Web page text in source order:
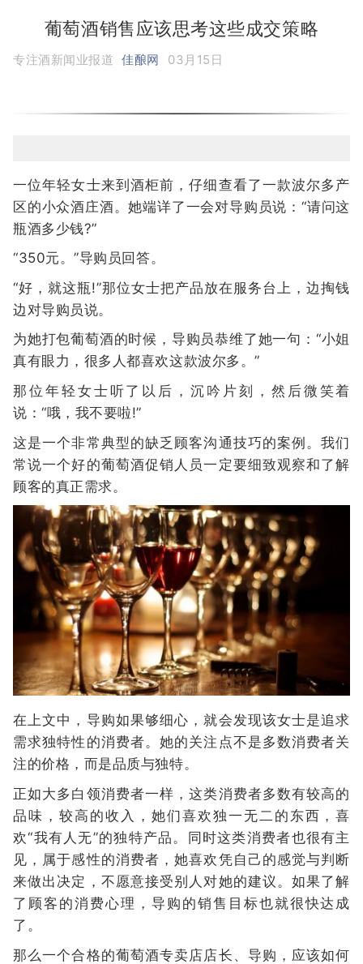
葡萄酒销售应该思考这些成交策略
专注酒新闻业报道 佳酿网 03月15日
一位年轻女士来到酒柜前，仔细查看了一款波尔多产
区的小众酒庄酒。她端详了一会对导购员说：“请问这
瓶酒多少钱?”
“350元。”导购员回答。
“好，就这瓶!”那位女士把产品放在服务台上，边掏钱
边对导购员说。
为她打包葡萄酒的时候，导购员恭维了她一句：“小姐
真有眼力，很多人都喜欢这款波尔多。”
那位年轻女士听了以后，沉吟片刻，然后微笑着
说：“哦，我不要啦!”
这是一个非常典型的缺乏顾客沟通技巧的案例。我们
常说一个好的葡萄酒促销人员一定要细致观察和了解
顾客的真正需求。
在上文中，导购如果够细心，就会发现该女士是追求
需求独特性的消费者。她的关注点不是多数消费者关
注的价格，而是品质与独特。
正如大多白领消费者一样，这类消费者多数有较高的
品味，较高的收入，她们喜欢独一无二的东西，喜
欢“我有人无”的独特产品。同时这类消费者也很有主
见，属于感性的消费者，她喜欢凭自己的感觉与判断
来做出决定，不愿意接受别人对她的建议。如果了解
了顾客的消费心理，导购的销售目标也就很快达成
了。
那么一个合格的葡萄酒专卖店店长、导购，应该如何